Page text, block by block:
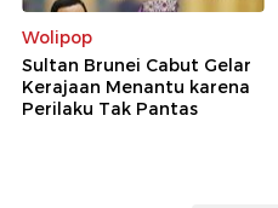
Wolipop
Sultan Brunei Cabut Gelar
Kerajaan Menantu karena
Perilaku Tak Pantas